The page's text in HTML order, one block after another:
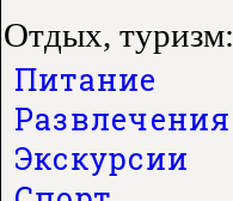
Отдых, туризм:
Питание
Развлечения
Экскурсии